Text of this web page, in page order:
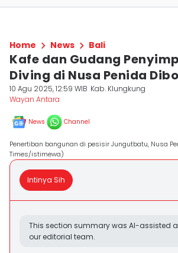
Home News Bali
Kafe dan Gudang
Diving di Nusa Penida
10 Agu 2025, 12:59 WIB Kab. Klungkung
Wayan Antara
News Channel
Penertiban bangunan di pesisir Jungutbatu, Nusa
Times/istimewa)
Intinya Sih
This section summary was AI-assisted
our editorial team.